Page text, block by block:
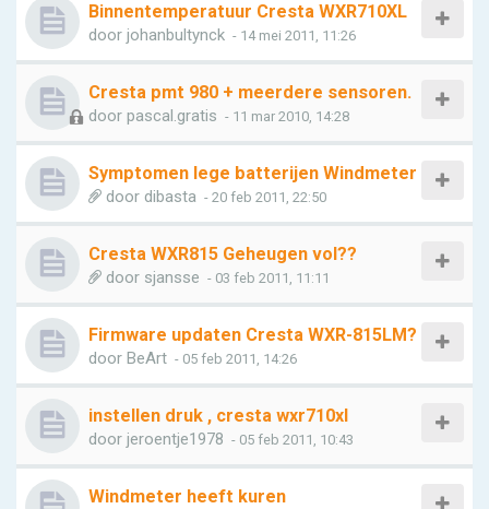
Binnentemperatuur Cresta WXR710XL
door johanbultynck - 14 mei 2011, 11:26
Cresta pmt 980 + meerdere sensoren.
door pascal.gratis - 11 mar 2010, 14:28
Symptomen lege batterijen Windmeter
door dibasta - 20 feb 2011, 22:50
Cresta WXR815 Geheugen vol??
door sjansse - 03 feb 2011, 11:11
Firmware updaten Cresta WXR-815LM?
door BeArt - 05 feb 2011, 14:26
instellen druk , cresta wxr710xl
door jeroentje1978 - 05 feb 2011, 10:43
Windmeter heeft kuren